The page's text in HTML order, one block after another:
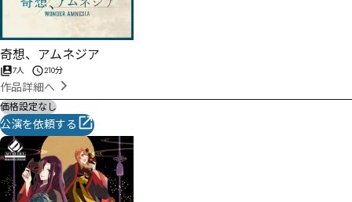
奇想、アムネジア
7人 210分
作品詳細へ
価格設定なし
公演を依頼する